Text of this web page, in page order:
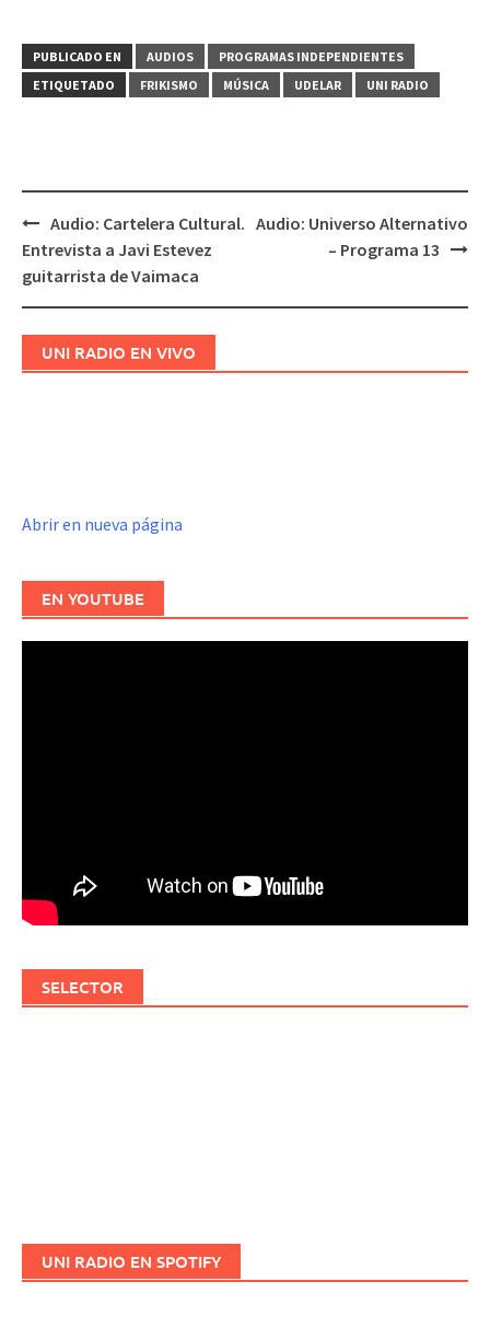
PUBLICADO EN AUDIOS
PROGRAMAS INDEPENDIENTES
ETIQUETADO
FRIKISMO MÚSICA UDELAR UNI RADIO
Navegación
de
entradas
Audio: Cartelera Cultural.
Entrevista a Javi Estevez
guitarrista de Vaimaca
Audio: Universo Alternativo
– Programa 13
UNI RADIO EN VIVO
Abrir en nueva página
EN YOUTUBE
SELECTOR
UNI RADIO EN SPOTIFY